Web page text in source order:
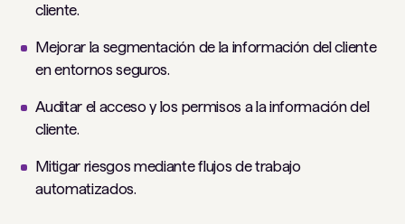
cliente.
Mejorar la segmentación de la información del cliente
en entornos seguros.
Auditar el acceso y los permisos a la información del
cliente.
Mitigar riesgos mediante flujos de trabajo
automatizados.